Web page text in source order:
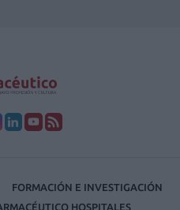
FORMACIÓN E INVESTIGACIÓN
HOSPITALES